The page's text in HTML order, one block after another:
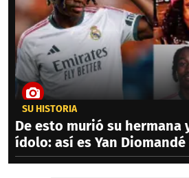
SU HISTORIA
De esto murió su hermana
ídolo: así es Yan Diomandé